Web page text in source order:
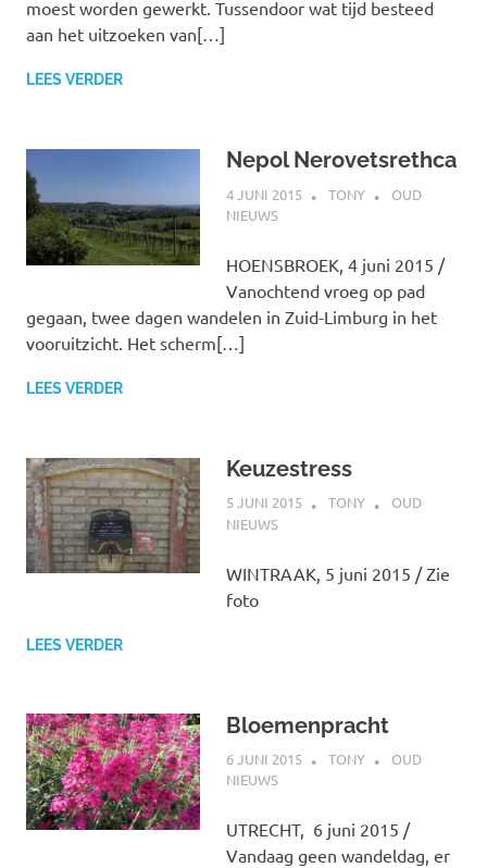
moest worden gewerkt. Tussendoor wat tijd besteed
aan het uitzoeken van[…]
LEES VERDER
Nepol Nerovetsrethca
4 JUNI 2015 TONY
OUD
NIEUWS
HOENSBROEK, 4 juni 2015 /
Vanochtend vroeg op pad
gegaan, twee dagen wandelen in Zuid-Limburg in het
vooruitzicht. Het scherm[…]
LEES VERDER
Keuzestress
5 JUNI 2015 TONY
OUD
NIEUWS
WINTRAAK, 5 juni 2015 / Zie
foto
LEES VERDER
Bloemenpracht
6 JUNI 2015 TONY
OUD
NIEUWS
UTRECHT, 6 juni 2015 /
Vandaag geen wandeldag, er